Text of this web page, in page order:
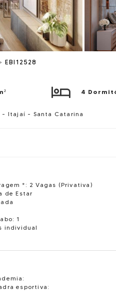
EBI12528
4
- Itajaí - Santa Catarina
*: 2 Vagas (Privativa)
de Estar
1
individual
esportiva: